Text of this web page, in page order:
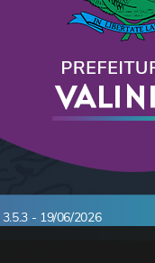
3.5.3 - 19/06/2026